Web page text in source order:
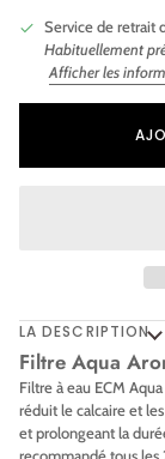
Service de retrait
Habituellement
Afficher les
LA DESCRIPTION
Filtre Aqua
Filtre à eau ECM
réduit le calcaire et
et prolongeant la